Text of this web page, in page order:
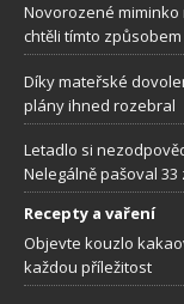
Novorozené miminko
chtěli tímto
Díky mateřské
plány ihned rozebral
Letadlo si
Nelegálně pašoval 33
Recepty a vaření
Objevte kouzlo
každou příležitost